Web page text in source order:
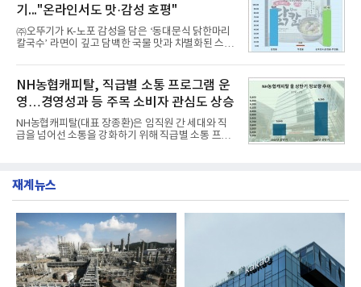
최고 수준의 안전성 ▲성능과 효율을 동시에 높인 주
행 완성도 ▲첨단 편의 및 디지털 사양 적용 등을 통해
글로벌 준중형 세단의 새로운 기준을 세웠다.아반떼
는 가솔린 2.0과 1.6 하이브리드 두 가지 파워트레인
넘
기..."온라인서도 맛·감성 호평"
㈜오뚜기가 K-노포 감성을 담은 ‘동대문식 닭한마리
칼국수’ 라면이 깊고 담백한 국물 맛과 차별화된 스토
혔다.‘동대문식 닭한마리 칼국수’는 예상을 뛰어넘는
소비자 호응에 힘입어 지난 7월 13일 첫 선을 보인 지
단 18일 만에 누적 판매량 50만 개를 돌파하는 성과를
거두었다.이번 신제품은 개발진이 전국의 닭한마리
전문점을 직접 찾아 다니며 최적의 육수 비율을 완성
했다. 자극적이지 않으면서도 깊은 닭육수에 마늘의
개운한 풍미를 더했으며, 국물이 잘 배어들면서도 쫄
서도
NH농협캐피탈, 직급별 소통 프로그램 운
영…경영성과 등 주목 소비자 관심도 상승
NH농협캐피탈(대표 장종환)은 임직원 간 세대와 직
급을 넘어선 소통을 강화하기 위해 직급별 소통 프로
영지원부 홍보팀과 2026년 새로이(e)＊가 공동 주관
쳐 진행됐다.참고로 새로이(e)는 NH농협캐피탈 MZ
세대들로(과장~계장) 구성된 자율 참여조직으로, 조
직문화 혁신과 업무 효율성 향상을 위한 다양한 활동
을 추진하며,새로운 변화와 이로운 영향력을 조직전
반에 전파하는 역할
재계뉴스